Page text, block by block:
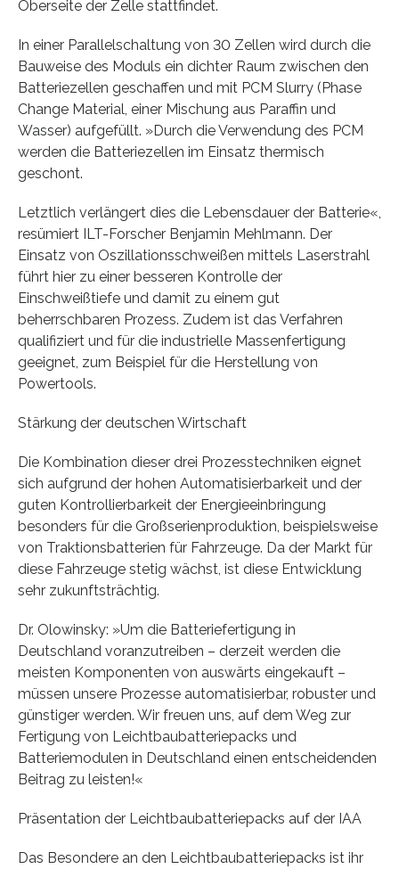
Oberseite der Zelle stattfindet.
In einer Parallelschaltung von 30 Zellen wird durch die
Bauweise des Moduls ein dichter Raum zwischen den
Batteriezellen geschaffen und mit PCM Slurry (Phase
Change Material, einer Mischung aus Paraffin und
Wasser) aufgefüllt. »Durch die Verwendung des PCM
werden die Batteriezellen im Einsatz thermisch
geschont.
Letztlich verlängert dies die Lebensdauer der Batterie«,
resümiert ILT-Forscher Benjamin Mehlmann. Der
Einsatz von Oszillationsschweißen mittels Laserstrahl
führt hier zu einer besseren Kontrolle der
Einschweißtiefe und damit zu einem gut
beherrschbaren Prozess. Zudem ist das Verfahren
qualifiziert und für die industrielle Massenfertigung
geeignet, zum Beispiel für die Herstellung von
Powertools.
Stärkung der deutschen Wirtschaft
Die Kombination dieser drei Prozesstechniken eignet
sich aufgrund der hohen Automatisierbarkeit und der
guten Kontrollierbarkeit der Energieeinbringung
besonders für die Großserienproduktion, beispielsweise
von Traktionsbatterien für Fahrzeuge. Da der Markt für
diese Fahrzeuge stetig wächst, ist diese Entwicklung
sehr zukunftsträchtig.
Dr. Olowinsky: »Um die Batteriefertigung in
Deutschland voranzutreiben – derzeit werden die
meisten Komponenten von auswärts eingekauft –
müssen unsere Prozesse automatisierbar, robuster und
günstiger werden. Wir freuen uns, auf dem Weg zur
Fertigung von Leichtbaubatteriepacks und
Batteriemodulen in Deutschland einen entscheidenden
Beitrag zu leisten!«
Präsentation der Leichtbaubatteriepacks auf der IAA
Das Besondere an den Leichtbaubatteriepacks ist ihr